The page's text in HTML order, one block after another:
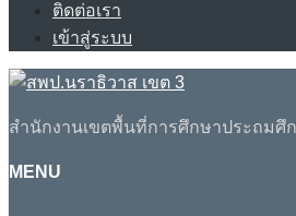
ติดต่อเรา
เข้าสู่ระบบ
สำนักงานเขตพื้นที่การศึกษาประถมศึ
MENU